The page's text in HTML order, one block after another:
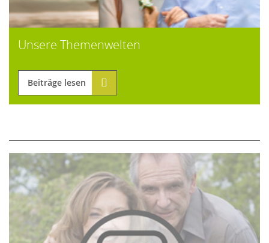
Unsere Themenwelten
Beiträge lesen